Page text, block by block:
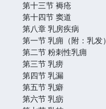
第十三节 褥疮
第十四节 窦道
第八章 乳房疾病
第一节 乳痈（附：乳发）
第二节 粉刺性乳痈
第三节 乳痨
第四节 乳漏
第五节 乳癖
第六节 乳疬